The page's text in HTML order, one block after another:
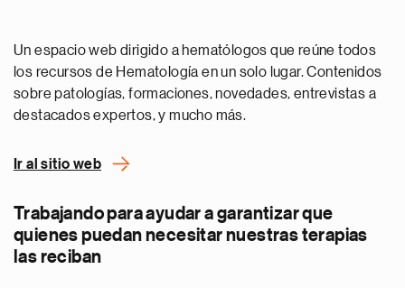
Un espacio web dirigido a hematólogos que reúne todos
los recursos de Hematología en un solo lugar. Contenidos
sobre patologías, formaciones, novedades, entrevistas a
destacados expertos, y mucho más.
Ir al sitio web
Trabajando para ayudar a garantizar que
quienes puedan necesitar nuestras terapias
las reciban